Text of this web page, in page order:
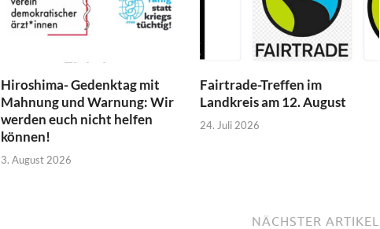
Hiroshima- Gedenktag mit
Mahnung und Warnung: Wir
werden euch nicht helfen
können!
3. August 2026
Fairtrade-Treffen im
Landkreis am 12. August
24. Juli 2026
NÄCHSTER ARTIKEL